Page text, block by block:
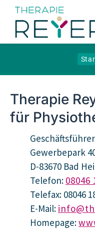
Sie
Therapie
für
Gewerbepark
D-83670 Bad
Telefon: 08046
Telefax: 08046
E-Mail:
Homepage: